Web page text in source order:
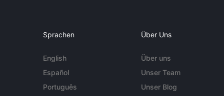
Sprachen
English
Español
Português
Über Uns
Über uns
Unser Team
Unser Blog